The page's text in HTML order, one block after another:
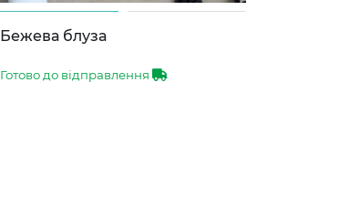
Бежева блуза
Готово до відправлення